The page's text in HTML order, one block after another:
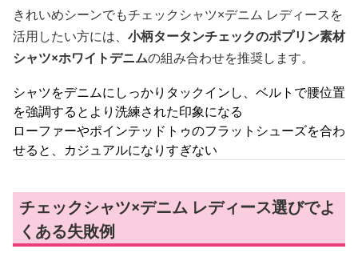
きれいめシーンでもチェックシャツ×デニム レディースを
活用したい方には、 小柄タータンチェックのポプリン素材
シャツ×ホワイトデニムの組み合わせを推奨します。
シャツをデニムにしっかりタックインし、ベルトで腰位置
を強調するとより洗練された印象になる
ローファーやポインテッドトゥのフラットシューズを合わ
せると、カジュアルになりすぎない
チェックシャツ×デニム レディース選びでよ
くある失敗例